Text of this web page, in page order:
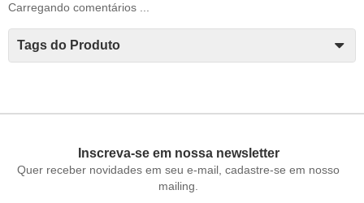
Carregando comentários ...
Tags do Produto
Inscreva-se em nossa newsletter
Quer receber novidades em seu e-mail, cadastre-se em nosso
mailing.